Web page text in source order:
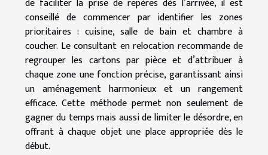
conseillé de commencer par identifier les zones
prioritaires : cuisine, salle de bain et chambre à
coucher. Le consultant en relocation recommande de
regrouper les cartons par pièce et d’attribuer à
chaque zone une fonction précise, garantissant ainsi
un aménagement harmonieux et un rangement
efficace. Cette méthode permet non seulement de
gagner du temps mais aussi de limiter le désordre, en
offrant à chaque objet une place appropriée dès le
début.